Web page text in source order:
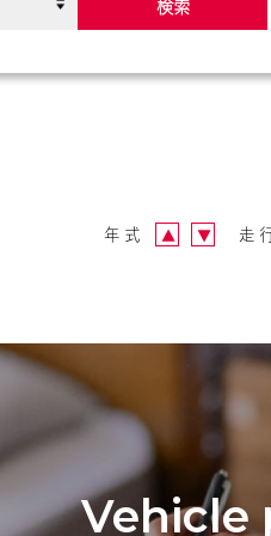
検索
年式 ▲ ▼ 走
Vehicle